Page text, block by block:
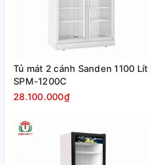
Tủ mát 2 cánh Sanden 1100 Lít
SPM-1200C
28.100.000₫